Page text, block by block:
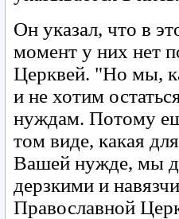
Он указал, что в
момент у них нет
Церквей. "Но мы,
и не хотим
нуждам. Потому
том виде, какая
Вашей нужде, мы
дерзкими и
Православной